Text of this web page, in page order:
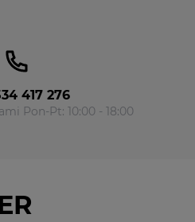
417 276
Pon-Pt: 10:00 - 18:00